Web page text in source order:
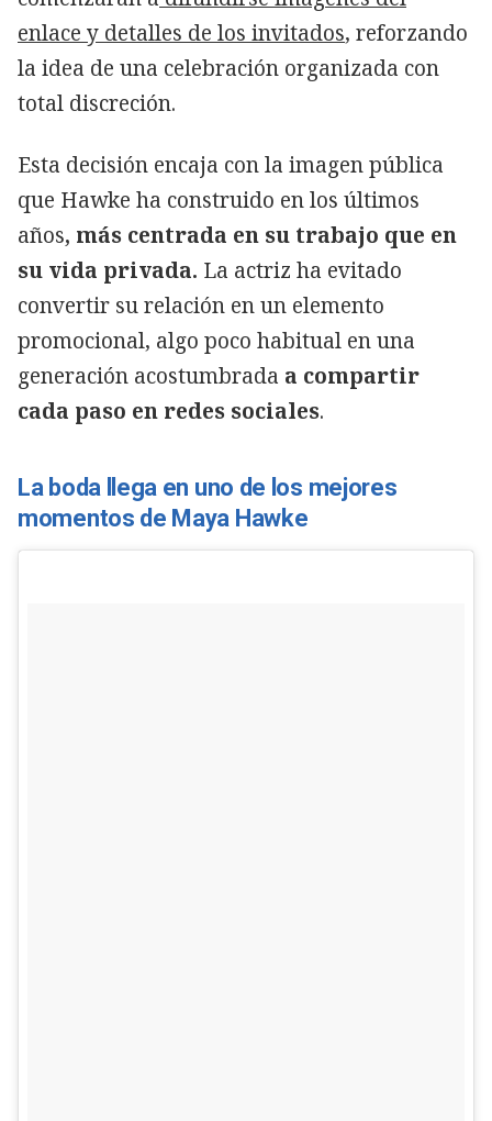
enlace y detalles de los invitados, reforzando
la idea de una celebración organizada con
total discreción.
Esta decisión encaja con la imagen pública
que Hawke ha construido en los últimos
años, más centrada en su trabajo que en
su vida privada. La actriz ha evitado
convertir su relación en un elemento
promocional, algo poco habitual en una
generación acostumbrada a compartir
cada paso en redes sociales.
La boda llega en uno de los mejores
momentos de Maya Hawke